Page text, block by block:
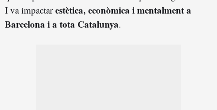
I va impactarestètica, econòmica i mentalment a
Barcelona i a tota Catalunya.